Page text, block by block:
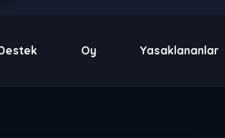
Oy Yasaklananlar